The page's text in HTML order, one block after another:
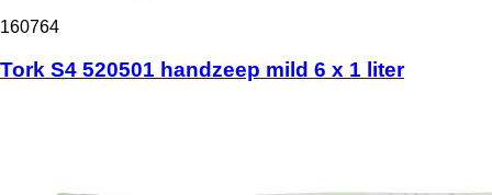
160764
Tork S4 520501 handzeep mild 6 x 1 liter